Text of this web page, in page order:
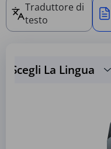
Traduttore di
testo
Scegli La Lingua